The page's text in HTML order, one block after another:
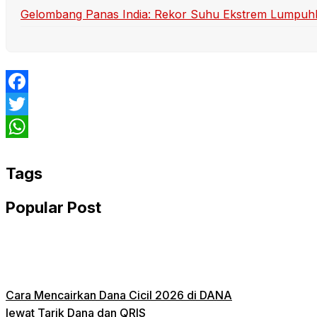
Gelombang Panas India: Rekor Suhu Ekstrem
Facebook
Twitter
Tags
Popular Post
Cara Mencairkan Dana Cicil 2026 di DANA
lewat Tarik Dana dan QRIS